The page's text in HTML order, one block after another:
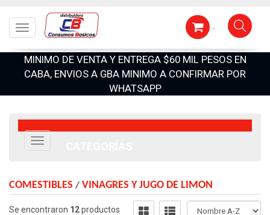
Toggle navigation
MINIMO DE VENTA Y ENTREGA $60 MIL PESOS EN
CABA, ENVIOS A GBA MINIMO A CONFIRMAR POR
WHATSAPP
Navigation ein-/ausblenden
COMESTIBLES / VINAGRES Y JUGO DE LIMON
Se encontraron 12productos